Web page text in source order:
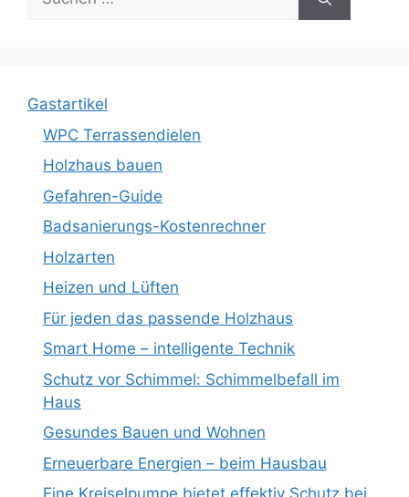
nach:
Gastartikel
WPC Terrassendielen
Holzhaus bauen
Gefahren-Guide
Badsanierungs-Kostenrechner
Holzarten
Heizen und Lüften
Für jeden das passende Holzhaus
Smart Home – intelligente Technik
Schutz vor Schimmel: Schimmelbefall im
Haus
Gesundes Bauen und Wohnen
Erneuerbare Energien – beim Hausbau